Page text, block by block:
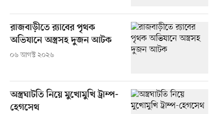
রাজবাড়ীতে র‍্যাবের পৃথক
অভিযানে অস্ত্রসহ দুজন আটক
০৬ আগস্ট ২০২৬
অস্ত্রঘাটতি নিয়ে মুখোমুখি ট্রাম্প-
হেগসেথ